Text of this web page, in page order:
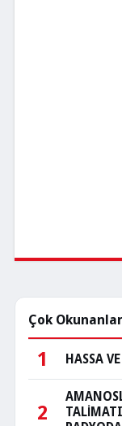
Çok Okunanlar
1 HASSA
2